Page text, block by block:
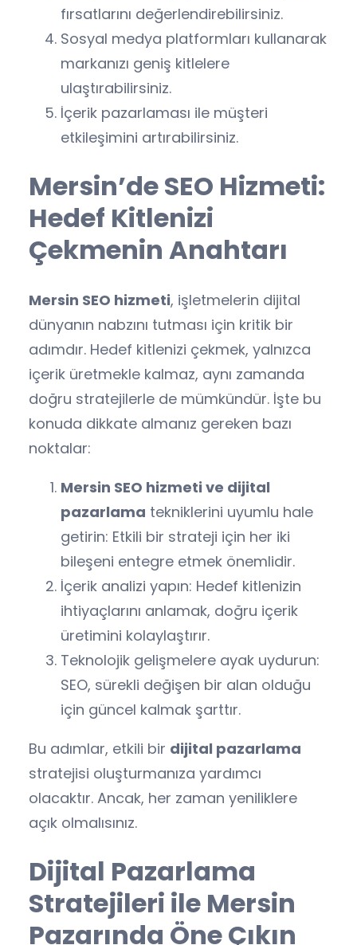
fırsatlarını değerlendirebilirsiniz.
Sosyal medya platformları kullanarak
markanızı geniş kitlelere
ulaştırabilirsiniz.
İçerik pazarlaması ile müşteri
etkileşimini artırabilirsiniz.
Mersin’de SEO Hizmeti:
Hedef Kitlenizi
Çekmenin Anahtarı
Mersin SEO hizmeti, işletmelerin dijital
dünyanın nabzını tutması için kritik bir
adımdır. Hedef kitlenizi çekmek, yalnızca
içerik üretmekle kalmaz, aynı zamanda
doğru stratejilerle de mümkündür. İşte bu
konuda dikkate almanız gereken bazı
noktalar:
Mersin SEO hizmeti ve dijital
pazarlama tekniklerini uyumlu hale
getirin: Etkili bir strateji için her iki
bileşeni entegre etmek önemlidir.
İçerik analizi yapın: Hedef kitlenizin
ihtiyaçlarını anlamak, doğru içerik
üretimini kolaylaştırır.
Teknolojik gelişmelere ayak uydurun:
SEO, sürekli değişen bir alan olduğu
için güncel kalmak şarttır.
Bu adımlar, etkili bir dijital pazarlama
stratejisi oluşturmanıza yardımcı
olacaktır. Ancak, her zaman yeniliklere
açık olmalısınız.
Dijital Pazarlama
Stratejileri ile Mersin
Pazarında Öne Çıkın